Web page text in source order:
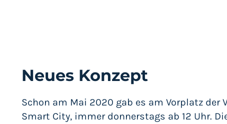
Neues Konzept
Schon am Mai 2020 gab es am Vorplatz
Smart City, immer donnerstags ab 12 Uhr.